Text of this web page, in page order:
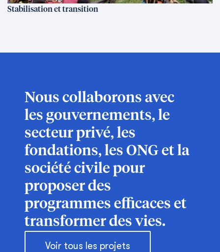
Stabilisation et transition
Nous collaborons avec
les gouvernements, le
secteur privé, les
fondations, les ONG et la
société civile pour
proposer des
programmes efficaces et
transformer des vies.
Voir tous les projets